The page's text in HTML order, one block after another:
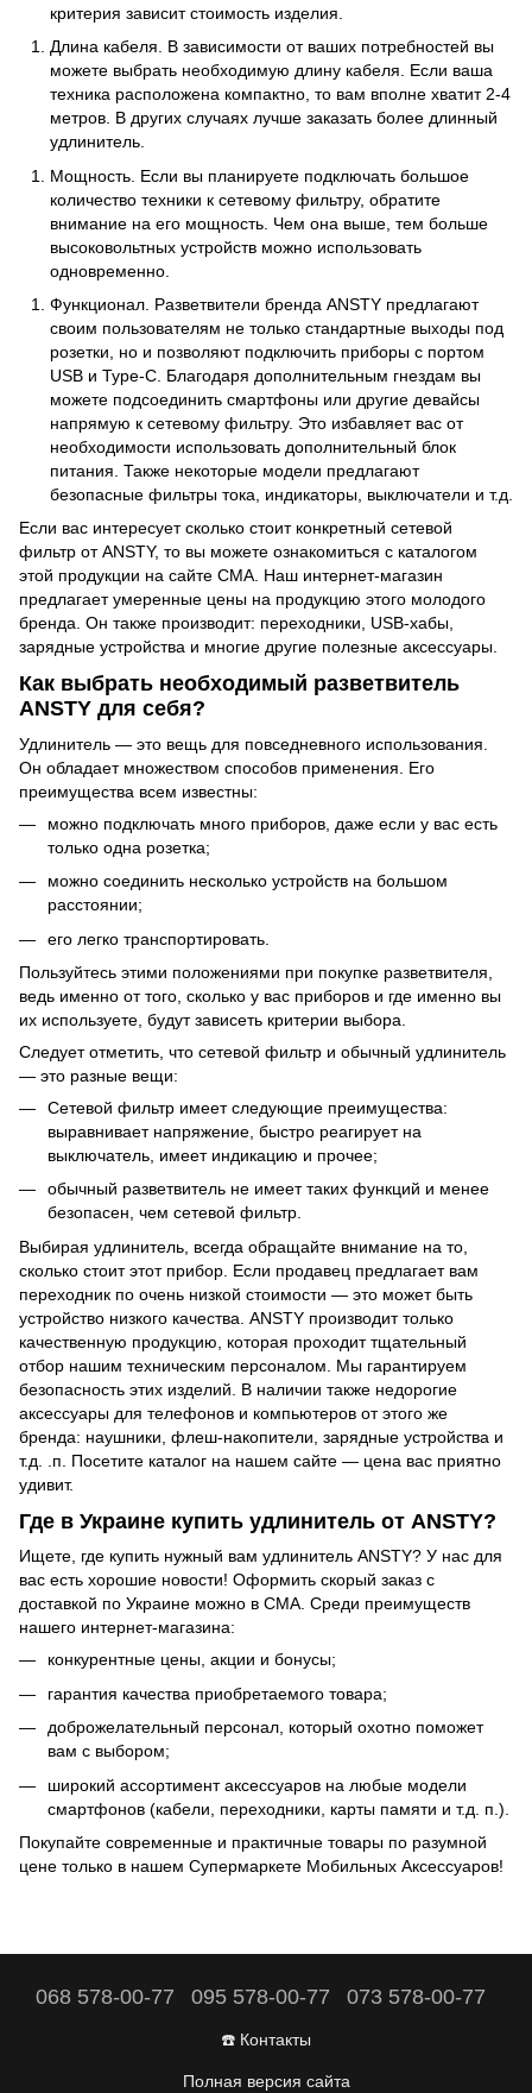
критерия зависит стоимость изделия.
Длина кабеля. В зависимости от ваших потребностей вы
можете выбрать необходимую длину кабеля. Если ваша
техника расположена компактно, то вам вполне хватит 2-4
метров. В других случаях лучше заказать более длинный
удлинитель.
Мощность. Если вы планируете подключать большое
количество техники к сетевому фильтру, обратите
внимание на его мощность. Чем она выше, тем больше
высоковольтных устройств можно использовать
одновременно.
Функционал. Разветвители бренда ANSTY предлагают
своим пользователям не только стандартные выходы под
розетки, но и позволяют подключить приборы с портом
USB и Type-C. Благодаря дополнительным гнездам вы
можете подсоединить смартфоны или другие девайсы
напрямую к сетевому фильтру. Это избавляет вас от
необходимости использовать дополнительный блок
питания. Также некоторые модели предлагают
безопасные фильтры тока, индикаторы, выключатели и т.д.
Если вас интересует сколько стоит конкретный сетевой
фильтр от ANSTY, то вы можете ознакомиться с каталогом
этой продукции на сайте СМА. Наш интернет-магазин
предлагает умеренные цены на продукцию этого молодого
бренда. Он также производит: переходники, USB-хабы,
зарядные устройства и многие другие полезные аксессуары.
Как выбрать необходимый разветвитель
ANSTY для себя?
Удлинитель — это вещь для повседневного использования.
Он обладает множеством способов применения. Его
преимущества всем известны:
можно подключать много приборов, даже если у вас есть
только одна розетка;
можно соединить несколько устройств на большом
расстоянии;
его легко транспортировать.
Пользуйтесь этими положениями при покупке разветвителя,
ведь именно от того, сколько у вас приборов и где именно вы
их используете, будут зависеть критерии выбора.
Следует отметить, что сетевой фильтр и обычный удлинитель
— это разные вещи:
Сетевой фильтр имеет следующие преимущества:
выравнивает напряжение, быстро реагирует на
выключатель, имеет индикацию и прочее;
обычный разветвитель не имеет таких функций и менее
безопасен, чем сетевой фильтр.
Выбирая удлинитель, всегда обращайте внимание на то,
сколько стоит этот прибор. Если продавец предлагает вам
переходник по очень низкой стоимости — это может быть
устройство низкого качества. ANSTY производит только
качественную продукцию, которая проходит тщательный
отбор нашим техническим персоналом. Мы гарантируем
безопасность этих изделий. В наличии также недорогие
аксессуары для телефонов и компьютеров от этого же
бренда: наушники, флеш-накопители , зарядные устройства и
т.д. .п. Посетите каталог на нашем сайте — цена вас приятно
удивит.
Где в Украине купить удлинитель от ANSTY?
Ищете, где купить нужный вам удлинитель ANSTY? У нас для
вас есть хорошие новости! Оформить скорый заказ с
доставкой по Украине можно в СМА. Среди преимуществ
нашего интернет-магазина:
конкурентные цены, акции и бонусы;
гарантия качества приобретаемого товара;
доброжелательный персонал, который охотно поможет
вам с выбором;
широкий ассортимент аксессуаров на любые модели
смартфонов (кабели, переходники, карты памяти и т.д. п.).
Покупайте современные и практичные товары по разумной
цене только в нашем Супермаркете Мобильных Аксессуаров!
068 578-00-77 095 578-00-77 073 578-00-77
☎️ Контакты
Полная версия сайта